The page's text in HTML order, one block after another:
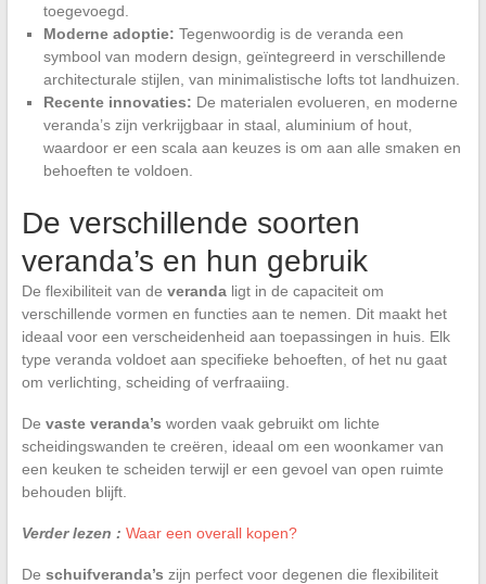
toegevoegd.
Moderne adoptie: Tegenwoordig is de veranda een
symbool van modern design, geïntegreerd in verschillende
architecturale stijlen, van minimalistische lofts tot landhuizen.
Recente innovaties: De materialen evolueren, en moderne
veranda’s zijn verkrijgbaar in staal, aluminium of hout,
waardoor er een scala aan keuzes is om aan alle smaken en
behoeften te voldoen.
De verschillende soorten
veranda’s en hun gebruik
De flexibiliteit van de verandaligt in de capaciteit om
verschillende vormen en functies aan te nemen. Dit maakt het
ideaal voor een verscheidenheid aan toepassingen in huis. Elk
type veranda voldoet aan specifieke behoeften, of het nu gaat
om verlichting, scheiding of verfraaiing.
De vaste veranda’s worden vaak gebruikt om lichte
scheidingswanden te creëren, ideaal om een woonkamer van
een keuken te scheiden terwijl er een gevoel van open ruimte
behouden blijft.
Verder lezen : Waar een overall kopen?
De schuifveranda’s zijn perfect voor degenen die flexibiliteit